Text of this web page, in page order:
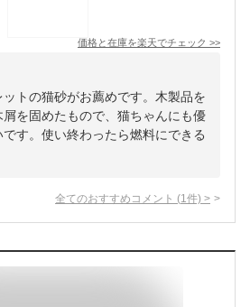
価格と在庫を楽天でチェック >>
トの猫砂がお薦めです。木製品を
を固めたもので、猫ちゃんにも優
す。使い終わったら燃料にできる
全てのおすすめコメント (1 件) >